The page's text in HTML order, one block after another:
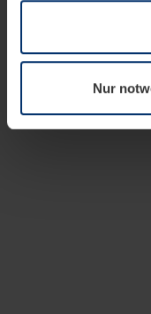
wenn diese für den
notwendig sind. Für
wir Ihre Erlaubnis.
widerrufen.
Nur